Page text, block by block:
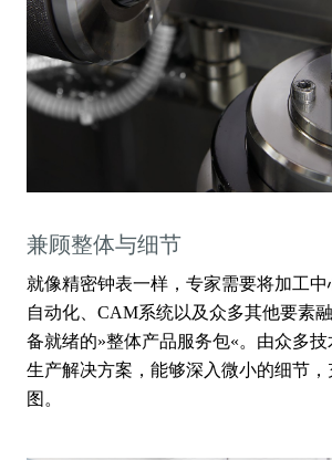
兼顾整体与细节
就像精密钟表一样，专家需要将加工中
自动化、CAM系统以及众多其他要素
备就绪的»整体产品服务包«。由众多
生产解决方案，能够深入微小的细节
图。